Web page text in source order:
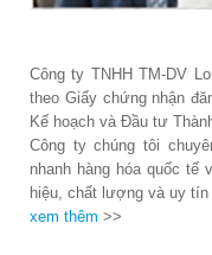
Công ty TNHH TM-DV
theo Giấy chứng nhận
Kế hoạch và Đầu tư
Công ty chúng tôi
nhanh hàng hóa quốc
hiệu, chất lượng và uy
xem thêm >>